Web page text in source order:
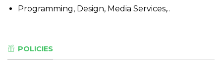
Programming, Design, Media Services,..
POLICIES